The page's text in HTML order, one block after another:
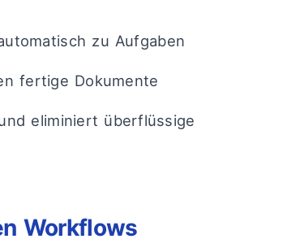
zu Aufgaben
fertige Dokumente
eliminiert überflüssige
Workflows